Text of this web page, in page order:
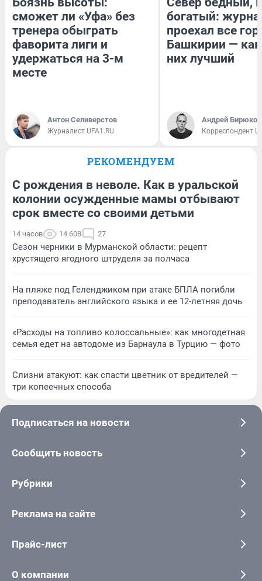
сможет ли «Уфа» без
тренера обыграть
фаворита лиги и
удержаться на 3-м
месте
Антон Селиверстов
Журналист UFA1.RU
богатый:
проехал все
Башкирии —
них лучший
Андрей Бирюков
Корреспондент
РЕКОМЕНДУЕМ
С рождения в неволе. Как в уральской
колонии осужденные мамы отбывают
срок вместе со своими детьми
14 часов 14 608 27
Сезон черники в Мурманской области: рецепт
хрустящего ягодного штруделя за полчаса
На пляже под Геленджиком при атаке БПЛА погибли
преподаватель английского языка и ее 12-летняя дочь
«Расходы на топливо колоссальные»: как многодетная
семья едет на автодоме из Барнаула в Турцию — фото
Слизни атакуют: как спасти цветник от вредителей —
три копеечных способа
Подписаться на новости
Сообщить новость
Рубрики
Реклама на сайте
Прайс-лист
О компании